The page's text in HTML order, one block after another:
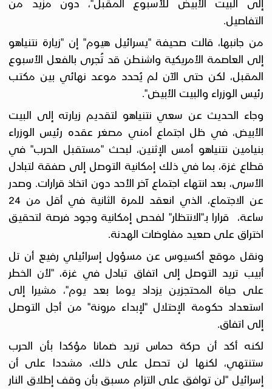
إلى البيت الأبيض للأسبوع المقبل"، دون مزيد من
التفاصيل.
من جانبها، قالت صحيفة "يسرائيل هيوم" إن "زيارة نتنياهو
إلى العاصمة الأمريكية واشنطن قد تُجرى بالفعل الأسبوع
المقبل، لكن حتى الآن لم يُحدد موعد نهائي بين مكتب
رئيس الوزراء والبيت الأبيض".
وجاء الحديث عن سعي نتنياهو لتقديم زيارته إلى البيت
الأبيض، في ظل اجتماع أمني مصغر عقده رئيس الوزراء
بنيامين نتنياهو أمس الإثنين، لبحث "مستقبل الحرب" في
قطاع غزة، بما في ذلك إمكانية التوصل إلى صفقة لتبادل
الأسرى، بعد انتهاء اجتماع آخر الأحد دون اتخاذ قرارات. وصدر
عن الاجتماع، الذي انعقد للمرة الثانية في أقل من 24
ساعة، قرارا بـ"الانتظار" لفحص إمكانية وجود فرصة لتحقيق
اختراق على صعيد مفاوضات الهدنة.
ونقل موقع أكسيوس عن مسؤول إسرائيلي رفيع أن تل
أبيب تريد التوصل إلى اتفاق تبادل في غزة، "لأن الخطر
على حياة المحتجزين يزداد يوما بعد يوم"، مشيرا إلى
استعداد حكومة الإحتلال "لإبداء مرونة" من أجل التوصل
إلى اتفاق.
لكنه أكد أن حركة حماس تريد ضمانا مؤكدا بأن الحرب
ستنتهي، لكنها لن تحصل على ذلك، مشددا على أن
إسرائيل "لن توافق على التزام مسبق بأن وقف إطلاق النار